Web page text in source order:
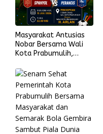
Masyarakat Antusias
Nobar Bersama Wali
Kota Prabumulih,
Final Piala Dunia 2026